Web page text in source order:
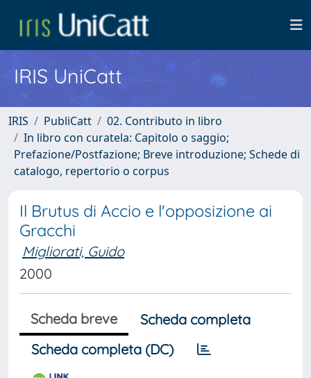
IRIS UniCatt
IRIS PubliCatt
02. Contributo in libro
In libro con curatela: Capitolo o saggio;
Prefazione/Postfazione; Breve introduzione; Schede di
catalogo, repertorio o corpus
Il Brutus di Accio e l'opposizione ai
Gracchi
Migliorati, Guido
2000
Scheda breve
Scheda completa
Scheda completa (DC)